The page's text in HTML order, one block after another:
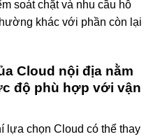
soát chặt và nhu cầu hỗ
khác với phần còn lại
Cloud nội địa nằm
độ phù hợp với vận
lựa chọn Cloud có thể thay